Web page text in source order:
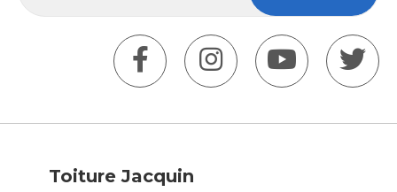
Toiture Jacquin